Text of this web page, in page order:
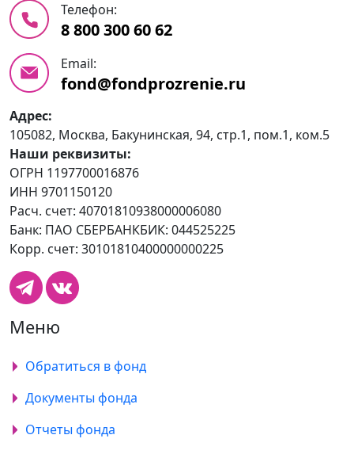
Телефон:
8 800 300 60 62
Email:
fond@fondprozrenie.ru
Адрес:
105082, Москва, Бакунинская, 94, стр.1, пом.1, ком.5
Наши реквизиты:
ОГРН 1197700016876
ИНН 9701150120
Расч. счет: 40701810938000006080
Банк: ПАО СБЕРБАНКБИК: 044525225
Корр. счет: 30101810400000000225
Меню
Обратиться в фонд
Документы фонда
Отчеты фонда